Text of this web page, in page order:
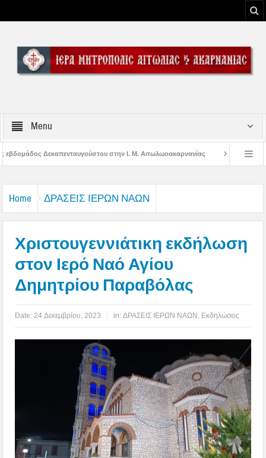
Menu
στην Ι. Μ. Αιτωλωοακαρνανίας Μήνυμα Σεβασμιωτάτου Μητροπολίτου
Home ΔΡΑΣΕΙΣ ΙΕΡΩΝ ΝΑΩΝ
Χριστουγεννιάτικη εκδήλωση
στον Ιερό Ναό Αγίου
Δημητρίου Παραβόλας
Date: 24 Δεκεμβρίου, 2023 in:ΔΡΑΣΕΙΣ ΙΕΡΩΝ ΝΑΩΝ Εκδηλώσεις